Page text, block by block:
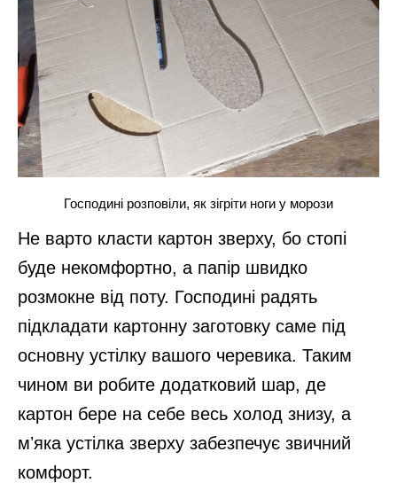
Господині розповіли, як зігріти ноги у морози
Не варто класти картон зверху, бо стопі
буде некомфортно, а папір швидко
розмокне від поту. Господині радять
підкладати картонну заготовку саме під
основну устілку вашого черевика. Таким
чином ви робите додатковий шар, де
картон бере на себе весь холод знизу, а
мʼяка устілка зверху забезпечує звичний
комфорт.